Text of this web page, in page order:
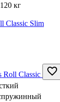
кг
Classic Slim